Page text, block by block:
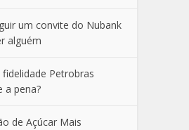
um convite do Nubank
alguém
Petrobras
a pena?
de Açúcar Mais